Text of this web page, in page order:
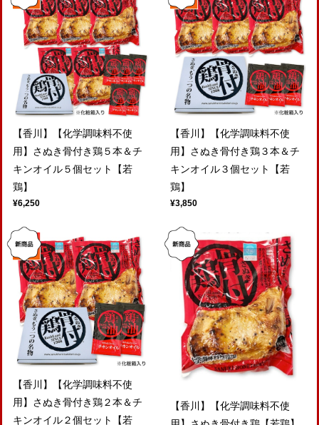
【香川】【化学調味料不使
用】さぬき骨付き鶏５本＆チ
キンオイル５個セット【若
鶏】
¥6,250
【香川】【化学調味料不使
用】さぬき骨付き鶏３本＆チ
キンオイル３個セット【若
鶏】
¥3,850
【香川】【化学調味料不使
用】さぬき骨付き鶏２本＆チ
キンオイル２個セット【若
【香川】【化学調味料不使